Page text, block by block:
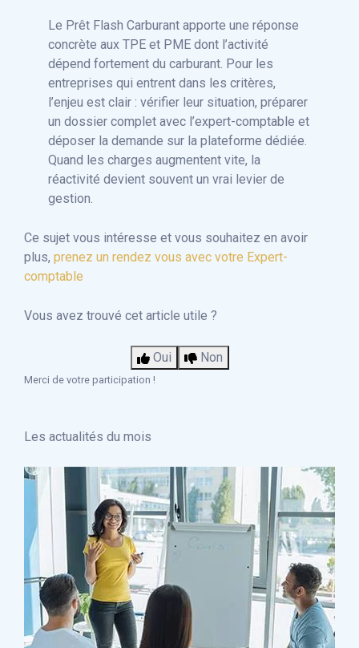
Le Prêt Flash Carburant apporte une réponse
concrète aux TPE et PME dont l’activité
dépend fortement du carburant. Pour les
entreprises qui entrent dans les critères,
l’enjeu est clair : vérifier leur situation, préparer
un dossier complet avec l’expert-comptable et
déposer la demande sur la plateforme dédiée.
Quand les charges augmentent vite, la
réactivité devient souvent un vrai levier de
gestion.
Ce sujet vous intéresse et vous souhaitez en avoir
plus, prenez un rendez vous avec votre Expert-
comptable
Vous avez trouvé cet article utile ?
Oui Non
Merci de votre participation !
Les actualités du mois